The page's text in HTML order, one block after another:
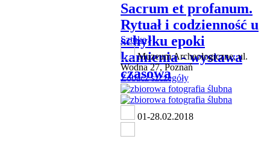
Sacrum et profanum.
Rytuał i codzienność u
schyłku epoki
kamienia - wystawa
czasowa
Sztuka
Muzeum Archeologiczne, ul.
Wodna 27, Poznań
Zobacz szczegóły
01-28.02.2018